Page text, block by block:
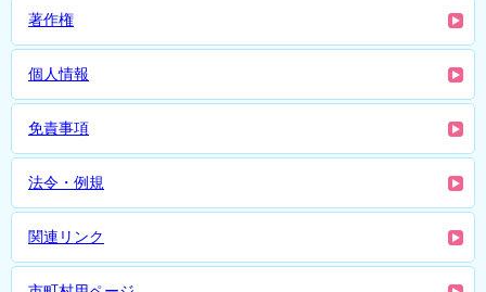
著作権
個人情報
免責事項
法令・例規
関連リンク